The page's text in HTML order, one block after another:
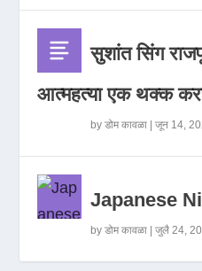
सुशांत सिंग
आत्महत्या एक थक्क
byडोम कावळा |जून 14,
Japanese
byडोम कावळा |जुलै 24,